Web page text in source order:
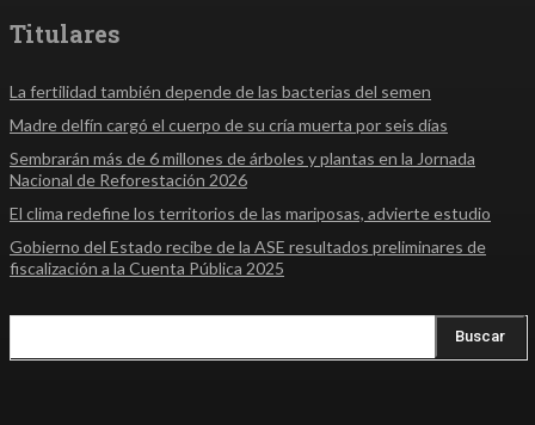
Titulares
La fertilidad también depende de las bacterias del semen
Madre delfín cargó el cuerpo de su cría muerta por seis días
Sembrarán más de 6 millones de árboles y plantas en la Jornada
Nacional de Reforestación 2026
El clima redefine los territorios de las mariposas, advierte estudio
Gobierno del Estado recibe de la ASE resultados preliminares de
fiscalización a la Cuenta Pública 2025
Buscar